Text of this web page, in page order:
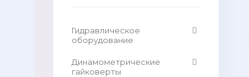
Гидравлическое
оборудование
Динамометрические
гайковерты